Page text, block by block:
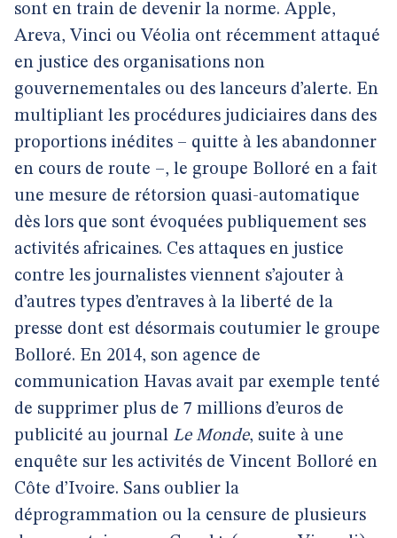
sont en train de devenir la norme. Apple,
Areva, Vinci ou Véolia ont récemment attaqué
en justice des organisations non
gouvernementales ou des lanceurs d’alerte. En
multipliant les procédures judiciaires dans des
proportions inédites – quitte à les abandonner
en cours de route –, le groupe Bolloré en a fait
une mesure de rétorsion quasi-automatique
dès lors que sont évoquées publiquement ses
activités africaines. Ces attaques en justice
contre les journalistes viennent s’ajouter à
d’autres types d’entraves à la liberté de la
presse dont est désormais coutumier le groupe
Bolloré. En 2014, son agence de
communication Havas avait par exemple tenté
de supprimer plus de 7 millions d’euros de
publicité au journal Le Monde, suite à une
enquête sur les activités de Vincent Bolloré en
Côte d’Ivoire. Sans oublier la
déprogrammation ou la censure de plusieurs